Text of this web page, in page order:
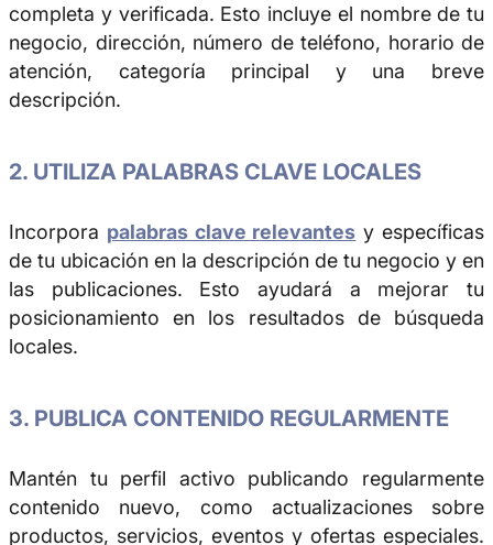
completa y verificada. Esto incluye el nombre de tu
negocio, dirección, número de teléfono, horario de
atención, categoría principal y una breve
descripción.
2. UTILIZA PALABRAS CLAVE LOCALES
Incorpora palabras clave relevantes y específicas
de tu ubicación en la descripción de tu negocio y en
las publicaciones. Esto ayudará a mejorar tu
posicionamiento en los resultados de búsqueda
locales.
3. PUBLICA CONTENIDO REGULARMENTE
Mantén tu perfil activo publicando regularmente
contenido nuevo, como actualizaciones sobre
productos, servicios, eventos y ofertas especiales.